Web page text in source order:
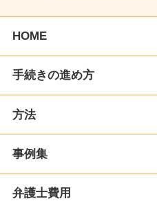
HOME
手続きの進め方
方法
事例集
弁護士費用